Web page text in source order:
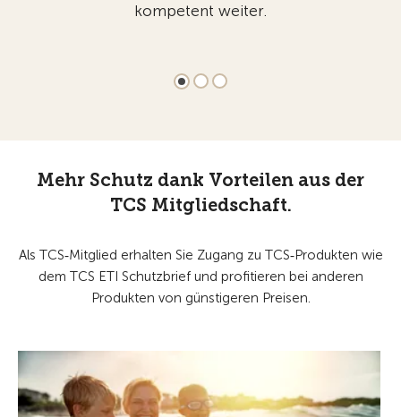
kompetent weiter.
Mehr Schutz dank Vorteilen aus der
TCS Mitgliedschaft.
Als TCS‑Mitglied erhalten Sie Zugang zu TCS‑Produkten wie
dem TCS ETI Schutzbrief und profitieren bei anderen
Produkten von günstigeren Preisen.